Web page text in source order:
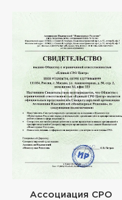
Ассоциация СРО